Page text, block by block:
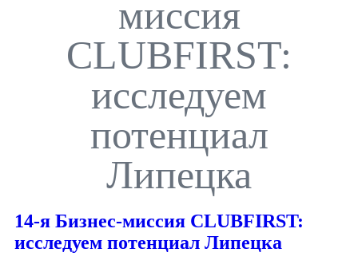
миссия
CLUBFIRST:
исследуем
потенциал
Липецка
14-я Бизнес-миссия CLUBFIRST:
исследуем потенциал Липецка